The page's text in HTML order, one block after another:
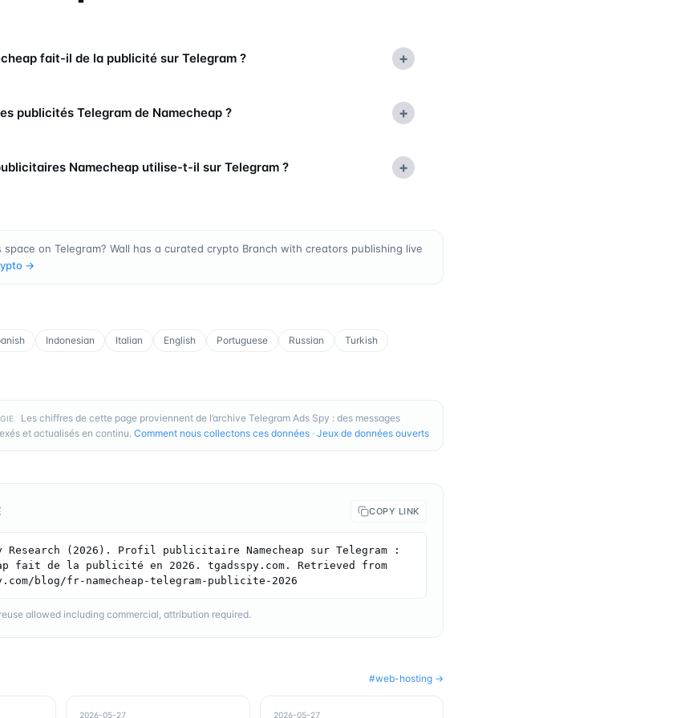
fait-il de la publicité sur Telegram ? +
publicités Telegram de Namecheap ? +
Namecheap utilise-t-il sur Telegram ? +
space on Telegram? Wall has a curated crypto Branch with creators publishing live
→
Indonesian Italian English Portuguese Russian
Turkish
Les chiffres de cette page proviennent de l’archive Telegram Ads Spy : des messages
et actualisés en continu. Comment nous collectons ces données · Jeux de données ouverts
COPY LINK
Research (2026). Profil publicitaire Namecheap sur Telegram :
fait de la publicité en 2026. tgadsspy.com. Retrieved from
blog/fr-namecheap-telegram-publicite-2026
allowed including commercial, attribution required.
#web-hosting →
2026-05-27 2026-05-27